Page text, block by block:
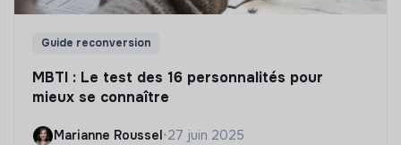
Guide reconversion
MBTI : Le test des 16 personnalités pour
mieux se connaître
Marianne Roussel•27 juin 2025